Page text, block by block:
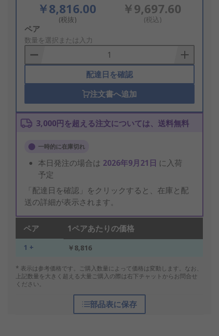
￥8,816.00
(税抜)
￥9,697.60
(税込)
Add
to
Basket
ペア
数量を選択または入力
配達日を確認
注文書へ追加
3,000円を超える注文については、送料無料
一時的に在庫切れ
本日発注の場合は 2026年9月21日 に入荷
予定
「配達日を確認」をクリックすると、在庫と配
送の詳細が表示されます。
ペア 1ペアあたりの価格
1 + ￥8,816
* 表示は参考価格です。ご購入数量によって価格は変動します。なお、
上記数量を大きく超える大量ご購入の際は右下チャットからお問合せ
ください。
部品表に保存